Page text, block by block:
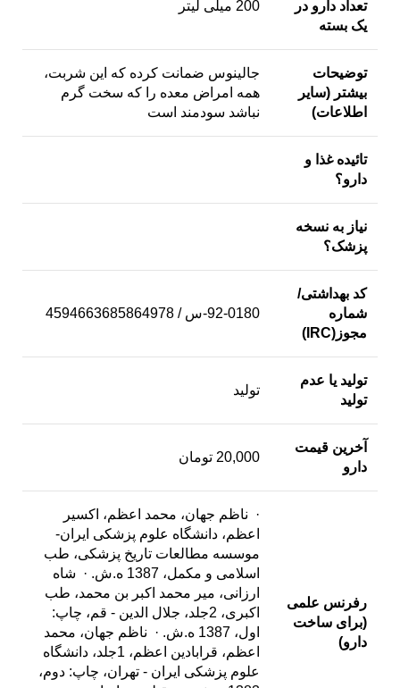
تعداد دارو در
یک بسته
200 میلی لیتر
توضیحات
بیشتر (سایر
اطلاعات)
جالینوس ضمانت کرده که این شربت،
همه امراض معده را که سخت گرم
نباشد سودمند است
تائیده غذا و
دارو؟
نیاز به نسخه
پزشک؟
کد بهداشتی/
شماره
مجوز (IRC)
92-0180-س / 4594663685864978
تولید یا عدم
تولید
تولید
آخرین قیمت
دارو
20,000 تومان
رفرنس علمی
(برای ساخت
دارو)
· ناظم جهان، محمد اعظم، اکسیر
اعظم، دانشگاه علوم پزشکى ایران-
موسسه مطالعات تاریخ پزشکى، طب
اسلامى و مکمل، 1387 ه.ش. · شاه
ارزانى، میر محمد اکبر بن محمد، طب
اکبرى، 2جلد، جلال الدین - قم، چاپ:
اول، 1387 ه.ش. · ناظم جهان، محمد
اعظم، قرابادین اعظم، 1جلد، دانشگاه
علوم پزشکى ایران - تهران، چاپ: دوم،